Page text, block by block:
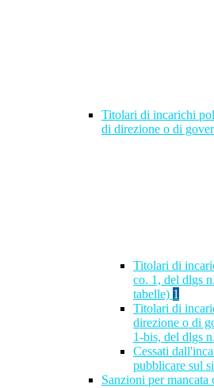
Titolari di incarichi
di direzione o di
Titolari di
co. 1, del dlgs
tabelle) 1
Titolari di
direzione o di
1-bis, del dlgs
Cessati
pubblicare sul
Sanzioni per